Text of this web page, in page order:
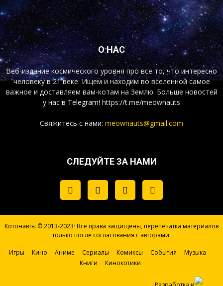
О НАС
Веб-издание космического уровня про все то, что интересно
человеку в 21 веке. Ищем и находим во вселенной самое
важное и доставляем вам-котам на Землю. Больше новостей
у нас в Telegram! https://t.me/meownauts
Свяжитесь с нами: meownauts@gmail.com
СЛЕДУЙТЕ ЗА НАМИ
Котонавты © 2013-2023· Все права защищены, перепечатка материалов
только после согласования с авторами.
Игры Кино Аниме Сериалы Комиксы События
Музыка
Книги
Кинокотики